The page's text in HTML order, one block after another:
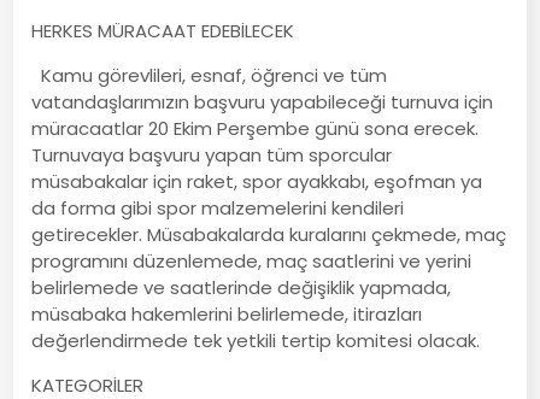
HERKES MÜRACAAT EDEBİLECEK
Kamu görevlileri, esnaf, öğrenci ve tüm
vatandaşlarımızın başvuru yapabileceği turnuva için
müracaatlar 20 Ekim Perşembe günü sona erecek.
Turnuvaya başvuru yapan tüm sporcular
müsabakalar için raket, spor ayakkabı, eşofman ya
da forma gibi spor malzemelerini kendileri
getirecekler. Müsabakalarda kuralarını çekmede, maç
programını düzenlemede, maç saatlerini ve yerini
belirlemede ve saatlerinde değişiklik yapmada,
müsabaka hakemlerini belirlemede, itirazları
değerlendirmede tek yetkili tertip komitesi olacak.
KATEGORİLER